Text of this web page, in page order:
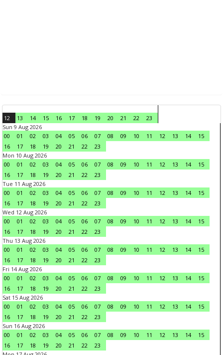
12 13 14 15 16 17 18 19 20 21 22
23
Sun 9 Aug 2026
00
01 02 03 04 05 06 07 08 09 10 11 12 13 14
15
16
17 18 19 20 21 22
23
Mon 10 Aug 2026
00
01 02 03 04 05 06 07 08 09 10 11 12 13 14
15
16
17 18 19 20 21 22
23
Tue 11 Aug 2026
00
01 02 03 04 05 06 07 08 09 10 11 12 13 14
15
16
17 18 19 20 21 22
23
Wed 12 Aug 2026
00
01 02 03 04 05 06 07 08 09 10 11 12 13 14
15
16
17 18 19 20 21 22
23
Thu 13 Aug 2026
00
01 02 03 04 05 06 07 08 09 10 11 12 13 14
15
16
17 18 19 20 21 22
23
Fri 14 Aug 2026
00
01 02 03 04 05 06 07 08 09 10 11 12 13 14
15
16
17 18 19 20 21 22
23
Sat 15 Aug 2026
00
01 02 03 04 05 06 07 08 09 10 11 12 13 14
15
16
17 18 19 20 21 22
23
Sun 16 Aug 2026
00
01 02 03 04 05 06 07 08 09 10 11 12 13 14
15
16
17 18 19 20 21 22
23